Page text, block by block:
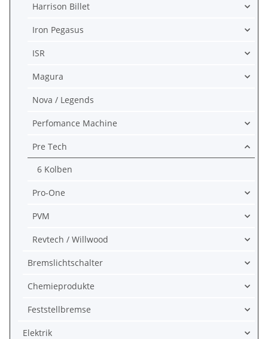
Harrison Billet
Iron Pegasus
ISR
Magura
Nova / Legends
Perfomance Machine
Pre Tech
6 Kolben
Pro-One
PVM
Revtech / Willwood
Bremslichtschalter
Chemieprodukte
Feststellbremse
Elektrik